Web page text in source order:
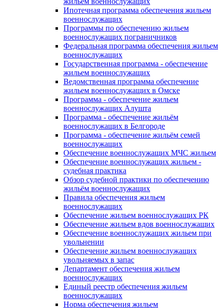
Ипотечная программа обеспечения жильем
военнослужащих
Программы по обеспечению жильем
военнослужащих пограничников
Федеральная программа обеспечения жильем
военнослужащих
Государственная программа - обеспечение
жильем военнослужащих
Ведомственная программа обеспечение
жильем военнослужащих в Омске
Программа - обеспечение жильем
военнослужащих Алушта
Программа - обеспечение жильём
военнослужащих в Белгороде
Программа - обеспечение жильём семей
военнослужащих
Обеспечение военнослужащих МЧС жильем
Обеспечение военнослужащих жильем -
судебная практика
Обзор судебной практики по обеспечению
жильём военнослужащих
Правила обеспечения жильем
военнослужащих
Обеспечение жильем военнослужащих РК
Обеспечение жильем вдов военнослужащих
Обеспечение военнослужащих жильем при
увольнении
Обеспечение жильем военнослужащих
увольняемых в запас
Департамент обеспечения жильем
военнослужащих
Единый реестр обеспечения жильем
военнослужащих
Норма обеспечения жильем